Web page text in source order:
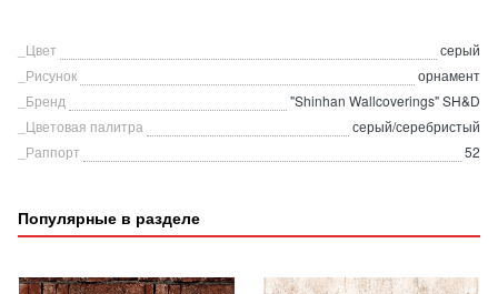
_Цвет
серый
_Рисунок
орнамент
_Бренд
"Shinhan Wallcoverings" SH&D
_Цветовая палитра
серый/серебристый
_Раппорт
52
Популярные в разделе